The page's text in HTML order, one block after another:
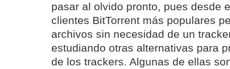
pasar al olvido pronto, pues desde
clientes BitTorrent más populares
archivos sin necesidad de un
estudiando otras alternativas para
de los trackers. Algunas de ellas